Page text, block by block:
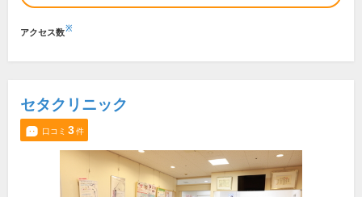
アクセス数※
セタクリニック
口コミ 3件